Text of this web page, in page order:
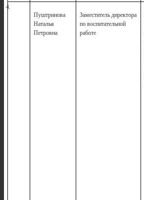
4.
Пуштринова
Наталья
Петровна
Заместитель директора
по воспитательной
работе